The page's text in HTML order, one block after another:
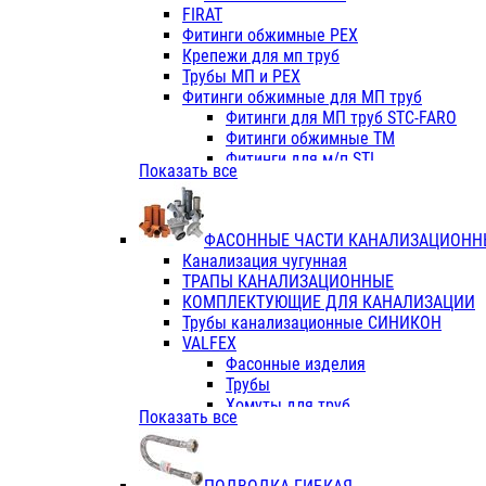
Фитинги ПП белые
Фитинги ПП белые
Фитинги ППс металл.белые
VALFEX
Трубы PE-RT
Трубы ПП водопровод белые
Трубы ПП водопровод серые
Трубы армированные
Трубы армированные
Фитинги с металл. серые
Фитинги ПП (серые)
Фитинги ПП белые
Краны
Фитинги ПП (белые)
Фитинги ПП с металлом белые
ПК КОНТУР
Краны полипропиленовые
Трубы полипропиленивые
FIRAT
Фитинги обжимные PEX
Крепежи для мп труб
Трубы МП и PEX
Фитинги обжимные для МП труб
Фитинги для МП труб STC-FARO
Фитинги обжимные ТМ
Фитинги для м/п STI
Фитинги для МП труб TITAN
TK
VALFEX
Показать все
ФАСОННЫЕ ЧАСТИ
Канализация чугунная
ТРАПЫ КАНАЛИЗАЦИОННЫЕ
КОМПЛЕКТУЮЩИЕ ДЛЯ КАНАЛИЗАЦИИ
Трубы канализационные СИНИКОН
VALFEX
Фасонные изделия
Трубы
Хомуты для труб
ПВХ (стройполимер)
Показать все